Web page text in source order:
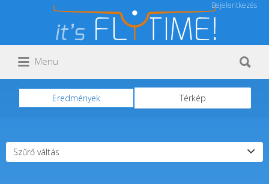
Bejelentkezés
Keresés:
Menu
Eredmények Térkép
Szűrő váltás